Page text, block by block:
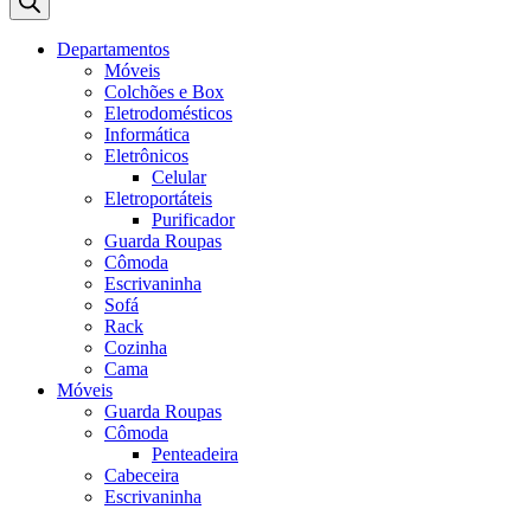
Departamentos
Móveis
Colchões e Box
Eletrodomésticos
Informática
Eletrônicos
Celular
Eletroportáteis
Purificador
Guarda Roupas
Cômoda
Escrivaninha
Sofá
Rack
Cozinha
Cama
Móveis
Guarda Roupas
Cômoda
Penteadeira
Cabeceira
Escrivaninha